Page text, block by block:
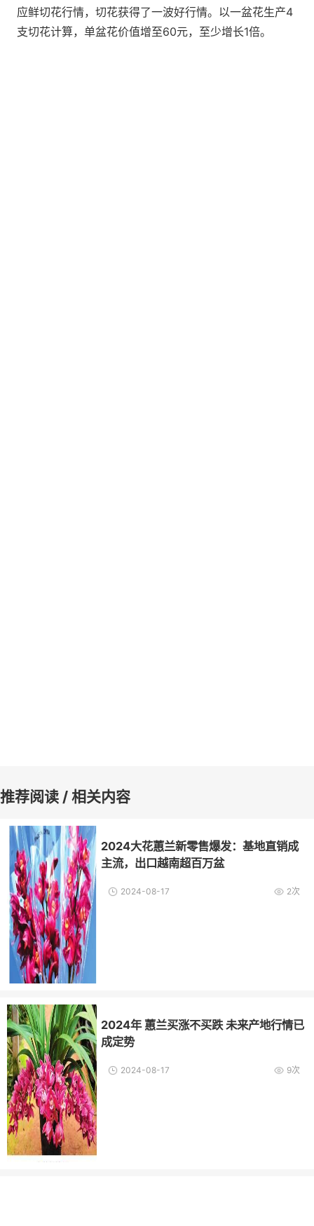
应鲜切花行情，切花获得了一波好行情。以一盆花生产4
支切花计算，单盆花价值增至60元，至少增长1倍。
推荐阅读 / 相关内容
2024大花蕙兰新零售爆发：基地直销成
主流，出口越南超百万盆
2次
2024-08-17
2024年 蕙兰买涨不买跌 未来产地行情已
成定势
9次
2024-08-17